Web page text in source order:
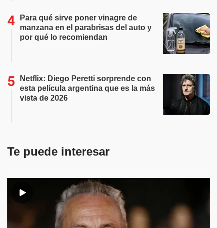
Para qué sirve poner vinagre de
manzana en el parabrisas del auto y
por qué lo recomiendan
Netflix: Diego Peretti sorprende con
esta película argentina que es la más
vista de 2026
Te puede interesar